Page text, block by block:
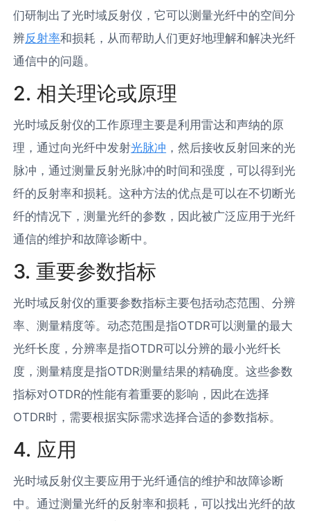
们研制出了光时域反射仪，它可以测量光纤中的空间分
辨反射率和损耗，从而帮助人们更好地理解和解决光纤
通信中的问题。
2. 相关理论或原理
光时域反射仪的工作原理主要是利用雷达和声纳的原
理，通过向光纤中发射光脉冲 ，然后接收反射回来的光
脉冲，通过测量反射光脉冲的时间和强度，可以得到光
纤的反射率和损耗。这种方法的优点是可以在不切断光
纤的情况下，测量光纤的参数，因此被广泛应用于光纤
通信的维护和故障诊断中。
3. 重要参数指标
光时域反射仪的重要参数指标主要包括动态范围、分辨
率、测量精度等。动态范围是指OTDR可以测量的最大
光纤长度，分辨率是指OTDR可以分辨的最小光纤长
度，测量精度是指OTDR测量结果的精确度。这些参数
指标对OTDR的性能有着重要的影响，因此在选择
OTDR时，需要根据实际需求选择合适的参数指标。
4. 应用
光时域反射仪主要应用于光纤通信的维护和故障诊断
中。通过测量光纤的反射率和损耗，可以找出光纤的故